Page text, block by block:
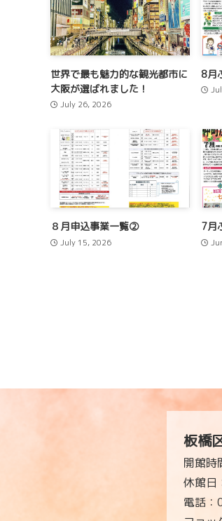
世界で最も魅力的な観光都市に
大阪が選ばれました！
July 26, 2026
8月
８月申込事業一覧②
July 15, 2026
7月
板橋
開館時
休館日
電話